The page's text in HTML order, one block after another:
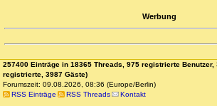
Werbung
257400 Einträge in 18365 Threads, 975 registrierte Benutzer,
registrierte, 3987 Gäste)
Forumszeit: 09.08.2026, 08:36 (Europe/Berlin)
RSS Einträge
RSS Threads Kontakt